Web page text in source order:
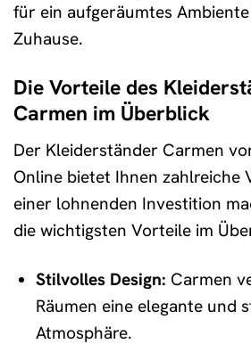
für ein aufgeräumtes
Zuhause.
Die Vorteile des
Carmen im Überblick
Der Kleiderständer Carmen
Online bietet Ihnen zahlreiche
einer lohnenden Investition
die wichtigsten Vorteile im
Stilvolles Design: Carmen
Räumen eine elegante und
Atmosphäre.